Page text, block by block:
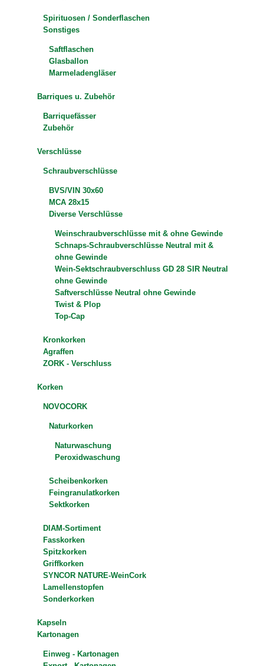
Spirituosen / Sonderflaschen
Sonstiges
Saftflaschen
Glasballon
Marmeladengläser
Barriques u. Zubehör
Barriquefässer
Zubehör
Verschlüsse
Schraubverschlüsse
BVS/VIN 30x60
MCA 28x15
Diverse Verschlüsse
Weinschraubverschlüsse mit & ohne Gewinde
Schnaps-Schraubverschlüsse Neutral mit &
ohne Gewinde
Wein-Sektschraubverschluss GD 28 SIR Neutral
ohne Gewinde
Saftverschlüsse Neutral ohne Gewinde
Twist & Plop
Top-Cap
Kronkorken
Agraffen
ZORK - Verschluss
Korken
NOVOCORK
Naturkorken
Naturwaschung
Peroxidwaschung
Scheibenkorken
Feingranulatkorken
Sektkorken
DIAM-Sortiment
Fasskorken
Spitzkorken
Griffkorken
SYNCOR NATURE-WeinCork
Lamellenstopfen
Sonderkorken
Kapseln
Kartonagen
Einweg - Kartonagen